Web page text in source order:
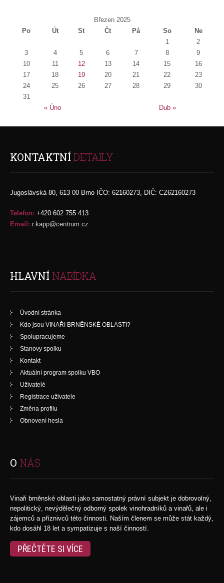
Březen 2025
Po
Út St Čt Pá So Ne
« Úno Dub »
1
2
3
4 5 6 7 8
9
10
11 12 13 14 15
16
17
18 19 20 21 22
23
24
25 26 27 28 29
30
31
KONTAKTNÍ DETAILY
Jugoslávská 80, 613 00 Brno IČO: 62160273, DIČ: CZ62160273
Telefon: +420 602 755 413
Email: r.kapp@centrum.cz
HLAVNÍ NABÍDKA
Úvodní stránka
Kdo jsou VINAŘI BRNĚNSKÉ OBLASTI?
Spolupracujeme
Stanovy spolku
Kontakt
Aktuální program spolku VBO
Uživatelé
Registrace uživatele
Změna profilu
Obnovení hesla
O NÁS
Vinaři brněnské oblasti jako samostatný právní subjekt je dobrovolný,
nepolitický, nevýdělečný odborný spolek vinohradníků a vinařů, ale i
zájemců a příznivců této činnosti. Naším členem se může stát každý,
kdo dosáhl 18 let a sympatizuje s naší činností.
PŘEČTĚTE SI VÍCE